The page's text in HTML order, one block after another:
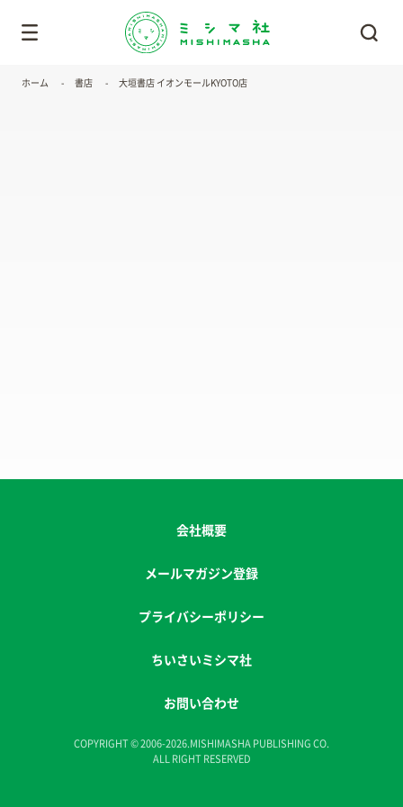
ホーム 書店 大垣書店 イオンモールKYOTO店
会社概要
メールマガジン登録
プライバシーポリシー
ちいさいミシマ社
お問い合わせ
COPYRIGHT © 2006-2026.MISHIMASHA PUBLISHING CO.
ALL RIGHT RESERVED